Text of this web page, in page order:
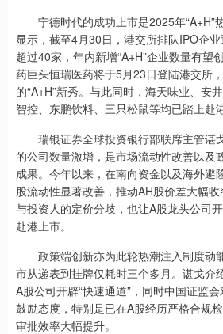
宁德时代的成功上市是2025年“A+H”
显示，截至4月30日，港交所排队IPO企
超过40家，年内新增“A+H”企业数量有望
药巨头恒瑞医药将于5月23日登陆港交所
的“A+H”新秀。与此同时，海天味业、安
智控、东鹏饮料、三只松鼠等均已踏上赴
瑞银证券全球投资银行部联席主管谌
的公司数量激增，是市场流动性改善以及
成果。今年以来，在南向资金以及海外避
股流动性显著改善，推动AH股价差大幅
与投资人的定价分歧，也让A股龙头公司
赴港上市。
政策端创新亦为此轮热潮注入制度动
市从递表到挂牌仅耗时三个多月。谌戈介
A股公司开辟“快速通道”，同时中国证监
鼓励态度，特别是已在A股经历严格合规
审批效率大幅提升。